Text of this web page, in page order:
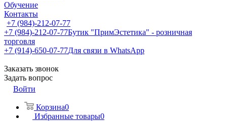
Обучение
Контакты
+7 (984)-212-07-77
+7 (984)-212-07-77Бутик "ПримЭстетика" - розничная
торговля
+7 (914)-650-07-77Для связи в WhatsApp
Заказать звонок
Задать вопрос
Войти
Корзина0
Избранные товары0